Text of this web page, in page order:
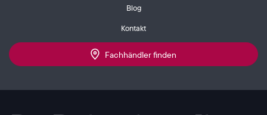
Blog
Kontakt
Fachhändler finden